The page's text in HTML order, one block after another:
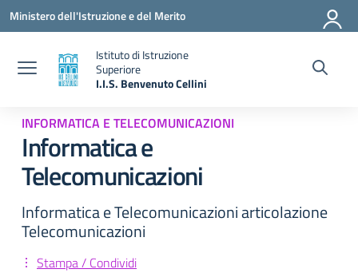
Vai ai contenuti
Vai al menu di navigazione
Vai al footer
Ministero dell'Istruzione e del Merito
Istituto di Istruzione
Superiore
I.I.S. Benvenuto Cellini
INFORMATICA E TELECOMUNICAZIONI
Informatica e
Telecomunicazioni
Informatica e Telecomunicazioni articolazione
Telecomunicazioni
Stampa / Condividi